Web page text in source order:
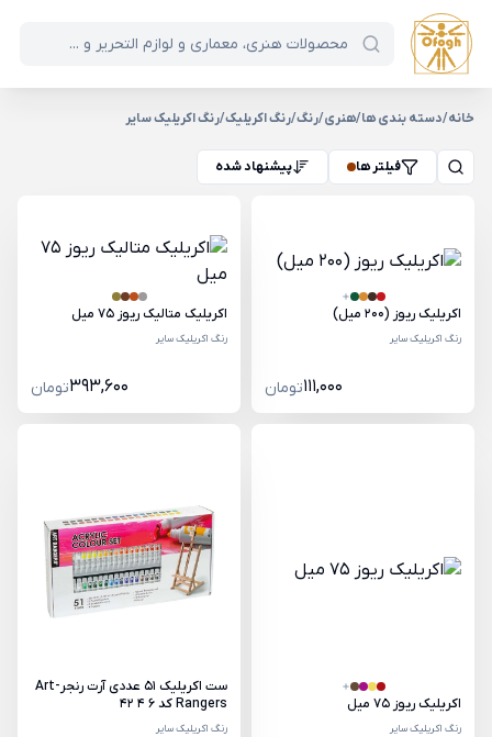
خانه/دسته بندی ها/هنری/رنگ/رنگ اکریلیک/رنگ اکریلیک سایر
فیلتر ها پیشنهاد شده
اکریلیک ریوز (200 میل)
رنگ اکریلیک سایر
111,000تومان
اکریلیک متالیک ریوز 75 میل
رنگ اکریلیک سایر
393,600تومان
اکریلیک ریوز 75 میل
رنگ اکریلیک سایر
ست اکریلیک 51 عددی آرت رنجر-Art
Rangers کد 6 4 42
رنگ اکریلیک سایر